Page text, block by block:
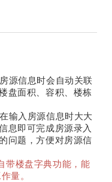
信息时会自动关联
盘面积、容积、楼栋
入房源信息时大大
息即可完成房源录入
问题，方便对房源信
带楼盘字典功能，能
量。